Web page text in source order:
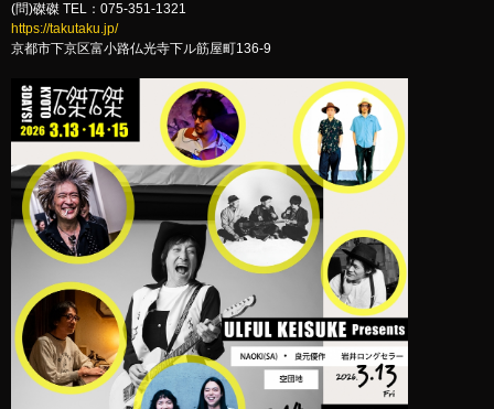
(問)磔磔 TEL：075-351-1321
https://takutaku.jp/
京都市下京区富小路仏光寺下ル筋屋町136-9